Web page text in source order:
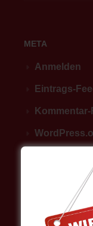
META
Anmelden
Eintrags-
Kommentar-
WOL